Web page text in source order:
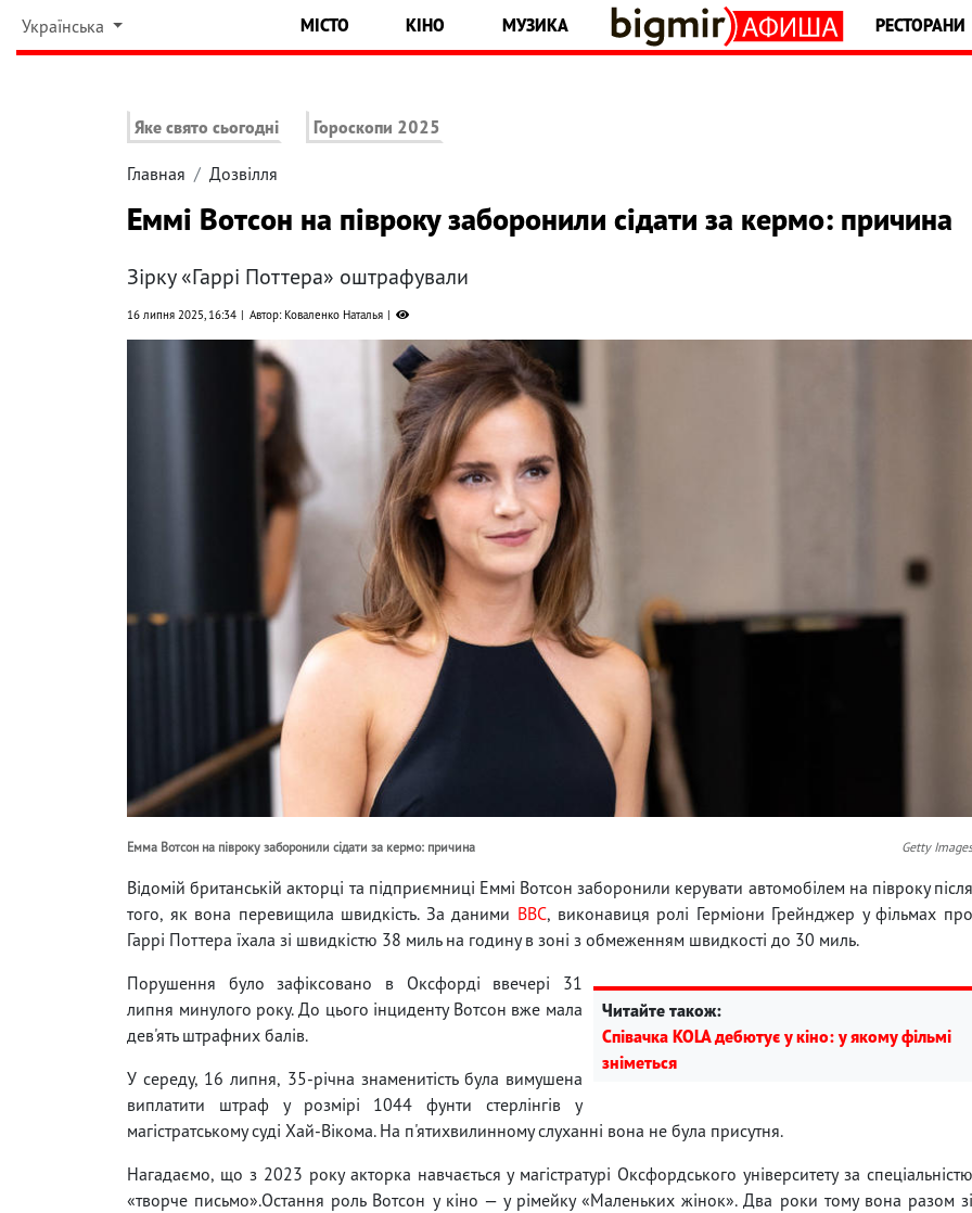
Українська МІСТО КІНО МУЗИКА РЕСТОРАНИ
Яке свято сьогодні Гороскопи 2025
Главная Дозвілля
Еммі Вотсон на півроку заборонили сідати за кермо: причина
Зірку «Гаррі Поттера» оштрафували
16 липня 2025, 16:34 Автор: Коваленко Наталья
Емма Вотсон на півроку заборонили сідати за кермо: причина Getty Images
Відомій британській акторці та підприємниці Еммі Вотсон заборонили керувати автомобілем на півроку після
того, як вона перевищила швидкість. За даними BBC, виконавиця ролі Герміони Грейнджер у фільмах про
Гаррі Поттера їхала зі швидкістю 38 миль на годину в зоні з обмеженням швидкості до 30 миль.
Читайте також:
Співачка KOLA дебютує у кіно: у якому фільмі
зніметься
Порушення було зафіксовано в Оксфорді ввечері 31
липня минулого року. До цього інциденту Вотсон вже мала
дев'ять штрафних балів.
У середу, 16 липня, 35-річна знаменитість була вимушена
виплатити штраф у розмірі 1044 фунти стерлінгів у
магістратському суді Хай-Вікома. На п'ятихвилинному слуханні вона не була присутня.
Нагадаємо, що з 2023 року акторка навчається у магістратурі Оксфордського університету за спеціальністю
«творче письмо».Остання роль Вотсон у кіно — у рімейку «Маленьких жінок». Два роки тому вона разом зі